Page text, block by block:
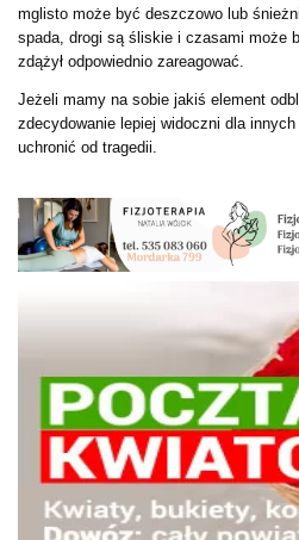
mglisto może być deszczowo lub
spada, drogi są śliskie i czasami może
zdążył odpowiednio zareagować.
Jeżeli mamy na sobie jakiś element
zdecydowanie lepiej widoczni dla
uchronić od tragedii.